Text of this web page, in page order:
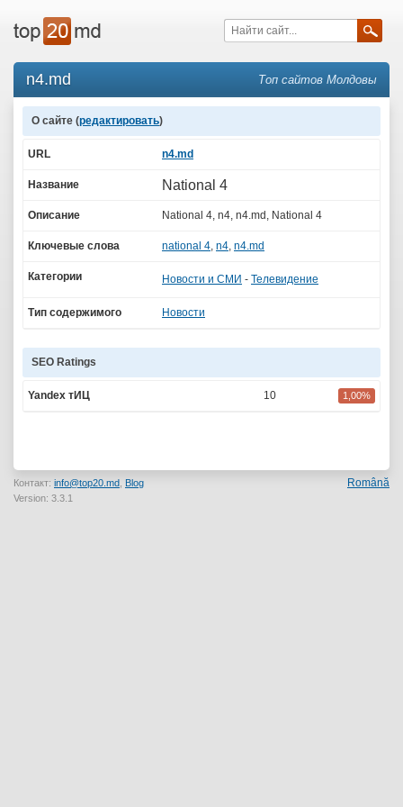
n4.md Топ сайтов Молдовы
О сайте (редактировать)
URL n4.md
Название National 4
Описание National 4, n4, n4.md, National 4
Ключевые слова national 4, n4, n4.md
Категории Новости и СМИ - Телевидение
Тип содержимого Новости
SEO Ratings
Yandex тИЦ 10 1,00%
Контакт: info@top20.md Blog
Version: 3.3.1
Română